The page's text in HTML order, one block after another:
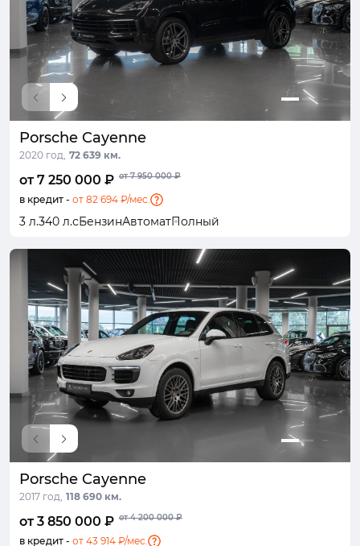
Porsche Cayenne
2020 год, 72 639 км.
от 7 250 000 ₽ от 7 950 000 ₽
в кредит - от 82 694 ₽/мес.
3 л.340 л.сБензинАвтоматПолный
Porsche Cayenne
2017 год, 118 690 км.
от 3 850 000 ₽ от 4 200 000 ₽
в кредит - от 43 914 ₽/мес.